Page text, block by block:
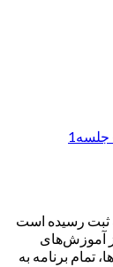
دوره آموزش لهجه عراقی(ویژه اربعین) متوسطه- جلسه1
ثبت رسیده است
آموزش‌های
تمام برنامه به